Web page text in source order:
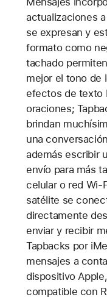
actualizaciones
se expresan y
formato como
tachado
mejor el tono de
efectos de texto
oraciones;
brindan
una
además escribir
envío para más
celular o red Wi-
satélite se
directamente
enviar y recibir
Tapbacks por
mensajes a
dispositivo
compatible con